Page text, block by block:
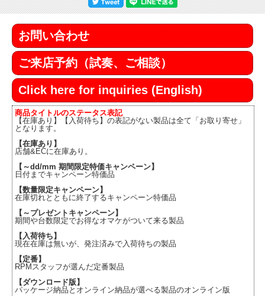
お問い合わせ
ご来店予約（試奏、ご相談）
Click here for inquiries (English)
商品タイトルのステータス表記
【在庫あり】【入荷待ち】の表記がない製品は全て「お取り寄せ」
となります。
【在庫あり】
店舗&ECに在庫あり。
【～dd/mm 期間限定特価キャンペーン】
日付までキャンペーン特価品
【数量限定キャンペーン】
在庫切れとともに終了するキャンペーン特価品
【～プレゼントキャンペーン】
期間や台数限定でお得なオマケがついて来る製品
【入荷待ち】
現在在庫は無いが、発注済みで入荷待ちの製品
【定番】
RPMスタッフが選んだ定番製品
【ダウンロード版】
パッケージ納品とオンライン納品が選べる製品のオンライン版